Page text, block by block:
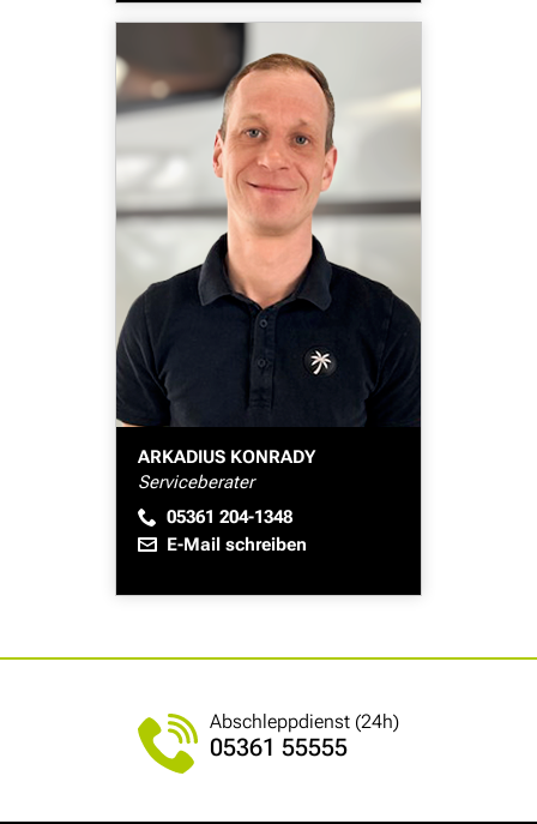
ARKADIUS KONRADY
Serviceberater
05361 204-1348
E-Mail schreiben
Abschleppdienst (24h)
05361 55555